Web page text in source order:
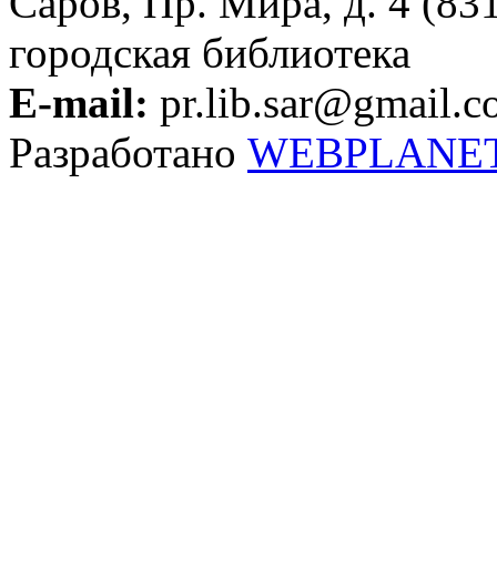
городская библиотека
E-mail:
Разработано